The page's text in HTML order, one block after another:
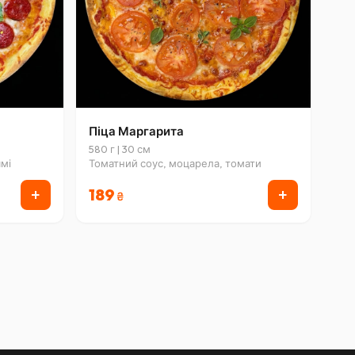
+
Піца Маргарита
580 г | 30 см
Томатний соус, моцарела, томати
189 ₴ +